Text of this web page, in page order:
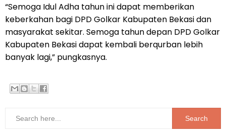
“Semoga Idul Adha tahun ini dapat memberikan
keberkahan bagi DPD Golkar Kabupaten Bekasi dan
masyarakat sekitar. Semoga tahun depan DPD Golkar
Kabupaten Bekasi dapat kembali berqurban lebih
banyak lagi,” pungkasnya.